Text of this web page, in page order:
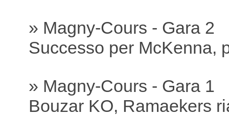
» Magny-Cours - Gara 2
Successo per McKenna,
» Magny-Cours - Gara 1
Bouzar KO, Ramaekers